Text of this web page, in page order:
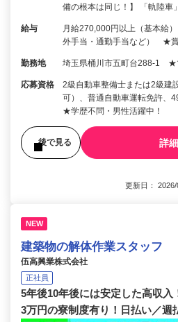
備の根本は同じ！】 「軌陸車
給与
月給270,000円以上（基本給
外手当・通勤手当など） ★
勤務地 埼玉県桶川市五町台288-1 ★
応募資格
2級自動車整備士または2級建
可）、普通自動車運転免許、
★学歴不問・男性活躍中！
後で見る 詳
更新日：
NEW
建築物の解体作業スタッフ
伍高興業株式会社
正社員
5年後10年後には安定した高収入
3万円の寮制度有り！日払い／週